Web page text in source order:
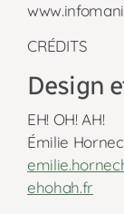
CRÉDITS
Design
EH! OH! AH!
Émilie
ehohah.fr